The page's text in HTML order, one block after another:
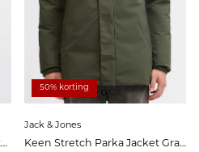
Keen Stretch Jacket Sky Captain
50% korting
Jack & Jones
Keen Stretch Parka Jacket Grape Leaf